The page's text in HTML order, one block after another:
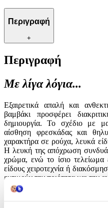
Περιγραφή
+
Περιγραφή
Με λίγα λόγια...
Εξαιρετικά απαλή και
βαμβάκι προσφέρει
δημιουργία. Το σχέδιο με
αίσθηση φρεσκάδας και
χαρακτήρα σε ρούχα, λευκά
Η λευκή της απόχρωση
χρώμα, ενώ το ίσιο τελείωμα
είδους χειροτεχνία ή
εκτιμούν την ποιότητα και την
Χαρακτηριστικά